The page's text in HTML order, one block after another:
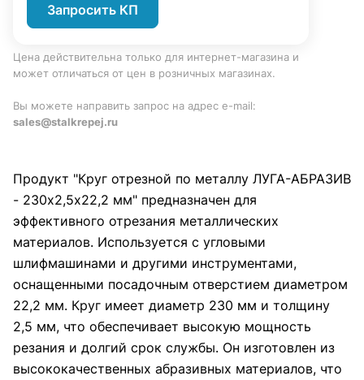
Запросить КП
Цена действительна только для интернет-магазина и
может отличаться от цен в розничных магазинах.
Вы можете направить запрос на адрес e-mail:
sales@stalkrepej.ru
Продукт "Круг отрезной по металлу ЛУГА-АБРАЗИВ
- 230х2,5х22,2 мм" предназначен для
эффективного отрезания металлических
материалов. Используется с угловыми
шлифмашинами и другими инструментами,
оснащенными посадочным отверстием диаметром
22,2 мм. Круг имеет диаметр 230 мм и толщину
2,5 мм, что обеспечивает высокую мощность
резания и долгий срок службы. Он изготовлен из
высококачественных абразивных материалов, что